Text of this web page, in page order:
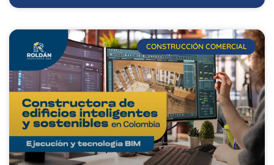
CONSTRUCCIÓN COMERCIAL